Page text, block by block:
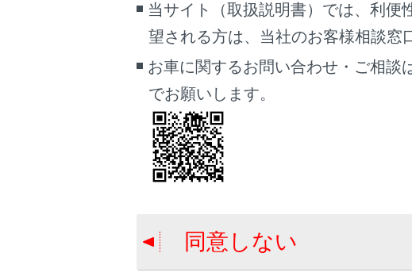
画面表示設定
個人情報の取扱いについて
もしも、開閉バ
当サイト（取扱説明書）では、利便
望される方は、当社のお客様相談窓
お車に関するお問い合わせ・ご相談
でお願いします。
同意しない